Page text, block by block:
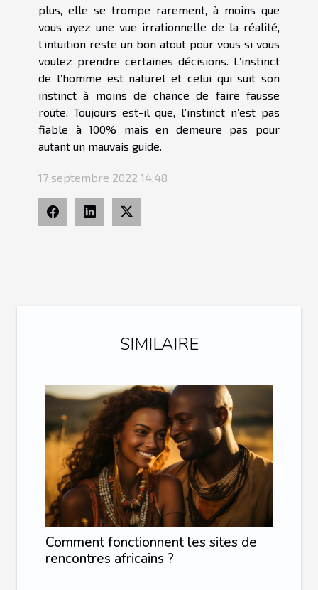
plus, elle se trompe rarement, à moins que
vous ayez une vue irrationnelle de la réalité,
l’intuition reste un bon atout pour vous si vous
voulez prendre certaines décisions. L’instinct
de l’homme est naturel et celui qui suit son
instinct à moins de chance de faire fausse
route. Toujours est-il que, l’instinct n’est pas
fiable à 100% mais en demeure pas pour
autant un mauvais guide.
17 septembre 2022 14:48
SIMILAIRE
Comment fonctionnent les sites de
rencontres africains ?